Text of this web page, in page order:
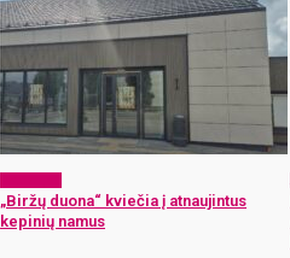
„Biržų duona“ kviečia į atnaujintus
kepinių namus